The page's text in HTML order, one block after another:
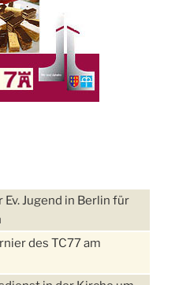
Jugend in Berlin für
des TC77 am